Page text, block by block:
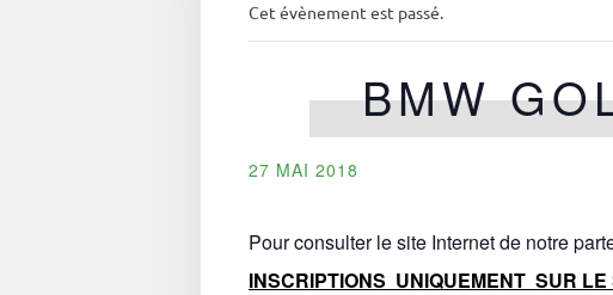
Cet évènement est passé.
BMW
27 MAI 2018
Pour consulter le site Internet de notre
INSCRIPTIONS UNIQUEMENT SUR